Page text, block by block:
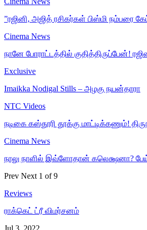
”ரஜினி, அஜித் ரசிகர்கள் பிஸ்மி நம்பரை
Cinema News
நானே போராட்டத்தில் குதித்திருப்பேன்!
Exclusive
Imaikka Nodigal Stills – அழகு நயன்தாரா
NTC Videos
நடிகை கஸ்தூரி தூக்கு மாட்டிக்கணும்!
Cinema News
நாலு நாளில் இவ்ளோதான் கலெக்ஷனா? பேய்
Prev Next 1 of 9
Reviews
ராக்கெட் ட்ரீ விமர்சனம்
Jul 3, 2022